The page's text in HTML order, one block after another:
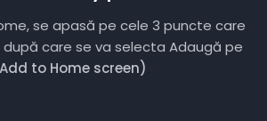
se apasă pe cele 3 puncte care
care se va selecta Adaugă pe
Add to Home screen)